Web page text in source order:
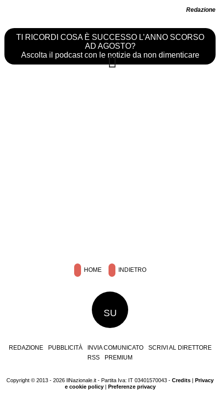
Redazione
TI RICORDI COSA È SUCCESSO L’ANNO SCORSO
AD AGOSTO?
Ascolta il podcast con le notizie da non dimenticare
HOME INDIETRO
SU
REDAZIONE PUBBLICITÀ INVIA COMUNICATO
SCRIVI AL DIRETTORE
RSS
PREMIUM
Copyright © 2013 - 2026 IlNazionale.it - Partita Iva: IT 03401570043 - Credits | Privacy
e cookie policy| Preferenze privacy